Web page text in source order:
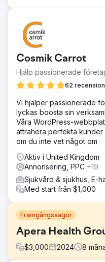
Cosmik Carrot
Hjälp passionerade
62
Vi hjälper passionerade
lyckas boosta sin
Våra WordPress-
attrahera perfekta
om du inte vet något om
Aktiv i United Kingdom
Annonsering, PPC +19
Sjukvård & sjukhus, E-
Med start från $1,000
Framgångssagor
Apera Health
$3,000 2024 8